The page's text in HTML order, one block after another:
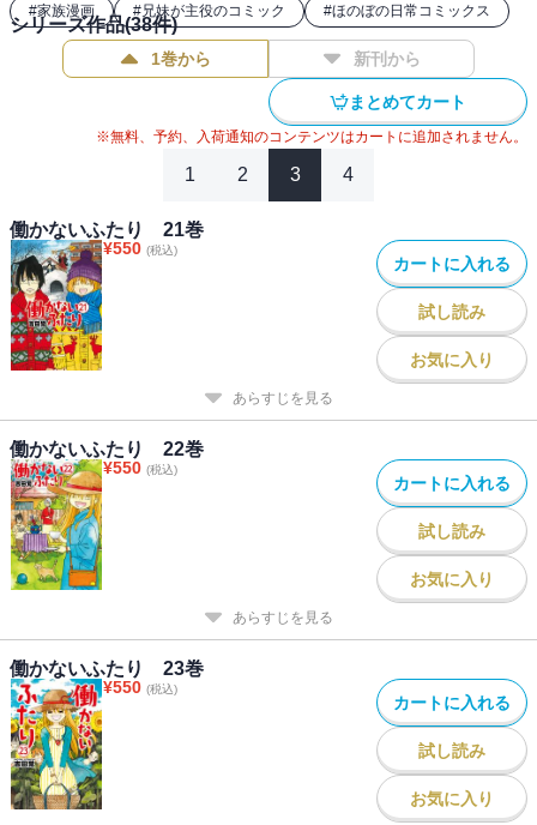
#家族漫画 #兄妹が主役のコミック #ほのぼの日常コミックス
シリーズ作品(38件)
1巻から 新刊から
まとめてカート
※無料、予約、入荷通知のコンテンツはカートに追加されません。
1 2 3 4
働かないふたり 21巻
¥550 (税込)
カートに入れる
試し読み
お気に入り
あらすじを見る
働かないふたり 22巻
¥550 (税込)
カートに入れる
試し読み
お気に入り
あらすじを見る
働かないふたり 23巻
¥550 (税込)
カートに入れる
試し読み
お気に入り